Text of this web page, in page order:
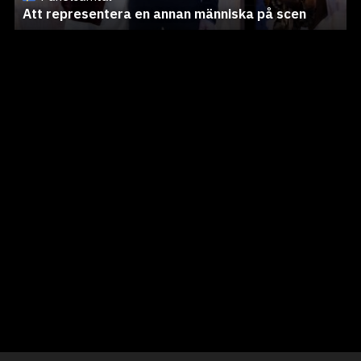
Att representera en annan människa på scen